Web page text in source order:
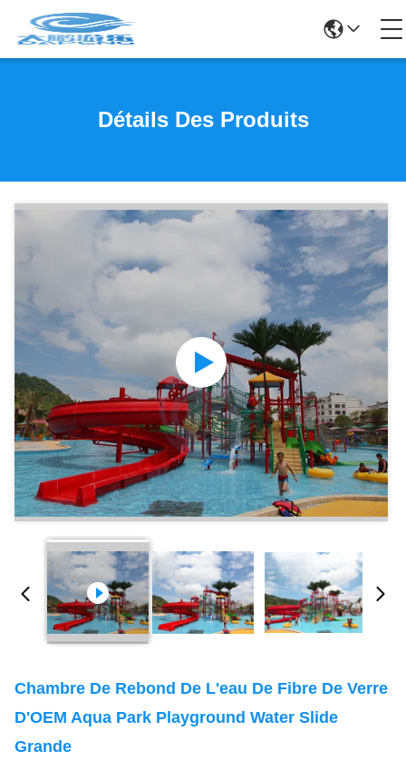
Détails Des Produits
Chambre De Rebond De L'eau De Fibre De Verre
D'OEM Aqua Park Playground Water Slide
Grande